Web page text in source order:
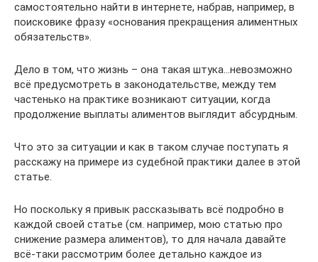
самостоятельно найти в интернете, набрав, например, в
поисковике фразу «основания прекращения алиментных
обязательств».
Дело в том, что жизнь – она такая штука…невозможно
всё предусмотреть в законодательстве, между тем
частенько на практике возникают ситуации, когда
продолжение выплаты алиментов выглядит абсурдным.
Что это за ситуации и как в таком случае поступать я
расскажу на примере из судебной практики далее в этой
статье.
Но поскольку я привык рассказывать всё подробно в
каждой своей статье (см. например, мою статью про
снижение размера алиментов), то для начала давайте
всё-таки рассмотрим более детально каждое из